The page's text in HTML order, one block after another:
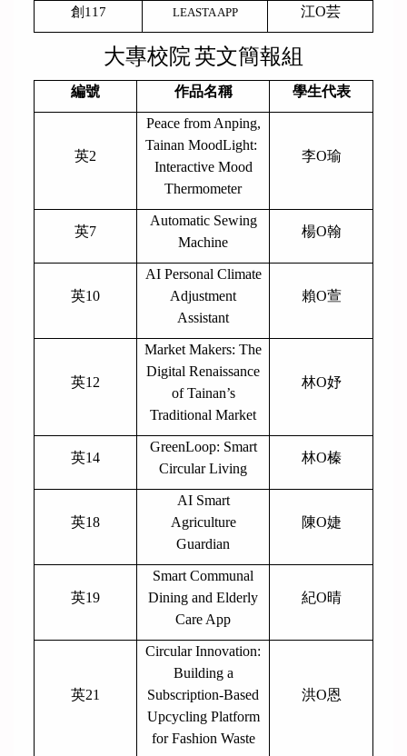
創117 LEASTA APP 江O芸
大專校院英文簡報組
編號 作品名稱 學生代表
英2
Peace from Anping,
Tainan MoodLight:
Interactive Mood
Thermometer
李O瑜
英7
Automatic Sewing
Machine
楊O翰
英10
AI Personal Climate
Adjustment
Assistant
賴O萱
英12
Market Makers: The
Digital Renaissance
of Tainan’s
Traditional Market
林O妤
英14
GreenLoop: Smart
Circular Living
林O榛
英18
AI Smart
Agriculture
Guardian
陳O婕
英19
Smart Communal
Dining and Elderly
Care App
紀O晴
英21
Circular Innovation:
Building a
Subscription-Based
Upcycling Platform
for Fashion Waste
洪O恩